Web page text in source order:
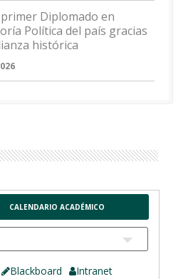
Diplomado en
Política del país gracias
histórica